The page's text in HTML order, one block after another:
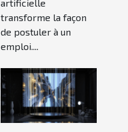
IA ?
artificielle
transforme la façon
de postuler à un
emploi....